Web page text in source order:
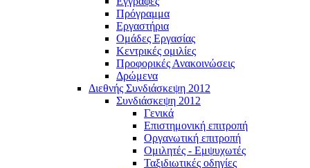
Πρόγραμμα
Εργαστήρια
Ομάδες Εργασίας
Κεντρικές ομιλίες
Προφορικές Ανακοινώσεις
Δρώμενα
Διεθνής Συνδιάσκεψη 2012
Συνδιάσκεψη 2012
Γενικά
Επιστημονική επιτροπή
Οργανωτική επιτροπή
Ομιλητές - Εμψυχωτές
Ταξιδιωτικές οδηγίες